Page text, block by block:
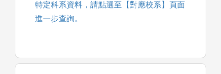
特定科系資料，請點選至【對應校系】頁面
進一步查詢。